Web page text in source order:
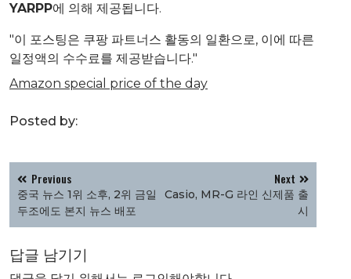
YARPP에 의해 제공됩니다.
"이 포스팅은 쿠팡 파트너스 활동의 일환으로, 이에 따른
일정액의 수수료를 제공받습니다."
Amazon special price of the day
Posted by:
글
탐
색
Previous
중국 뉴스 1위 소후, 2위 금일
두조에도 본지 뉴스 배포
Next
Casio, MR-G 라인 신제품 출
시
답글 남기기